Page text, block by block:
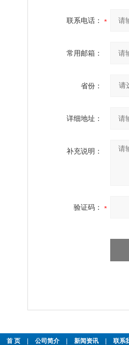
联系电话：
常用邮箱：
省份：
详细地址：
补充说明：
验证码：
首 页 公司简介 新闻资讯 联系